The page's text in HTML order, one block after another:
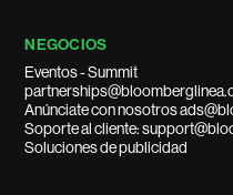
NEGOCIOS
Eventos - Summit
Anúnciate con nosotros
Soporte al cliente:
Soluciones de publicidad